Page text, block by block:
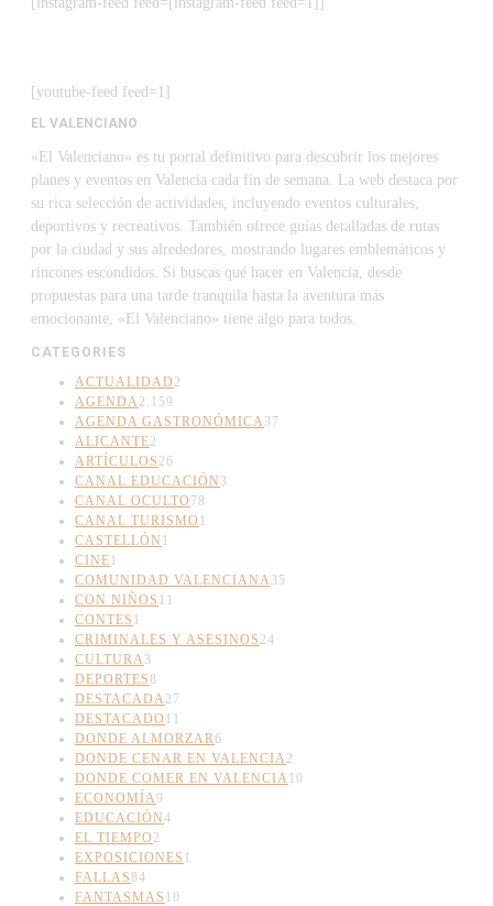
[youtube-feed feed=1]
EL VALENCIANO
«El Valenciano» es tu portal definitivo para descubrir los mejores
planes y eventos en Valencia cada fin de semana. La web destaca por
su rica selección de actividades, incluyendo eventos culturales,
deportivos y recreativos. También ofrece guías detalladas de rutas
por la ciudad y sus alrededores, mostrando lugares emblemáticos y
rincones escondidos. Si buscas qué hacer en Valencia, desde
propuestas para una tarde tranquila hasta la aventura más
emocionante, «El Valenciano» tiene algo para todos.
CATEGORIES
ACTUALIDAD 2
AGENDA2.159
AGENDA GASTRONÓMICA37
ALICANTE2
ARTÍCULOS 26
CANAL EDUCACIÓN 3
CANAL OCULTO 78
CANAL TURISMO 1
CASTELLÓN 1
CINE1
COMUNIDAD VALENCIANA35
CON NIÑOS 11
CONTES 1
CRIMINALES Y ASESINOS 24
CULTURA3
DEPORTES8
DESTACADA27
DESTACADO 11
DONDE ALMORZAR6
DONDE CENAR EN VALENCIA2
DONDE COMER EN VALENCIA10
ECONOMÍA9
EDUCACIÓN4
EL TIEMPO 2
EXPOSICIONES 1
FALLAS84
FANTASMAS 10